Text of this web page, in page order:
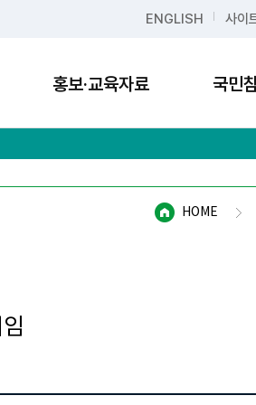
ENGLISH 사이
홍보·교육자료 국민
HOME